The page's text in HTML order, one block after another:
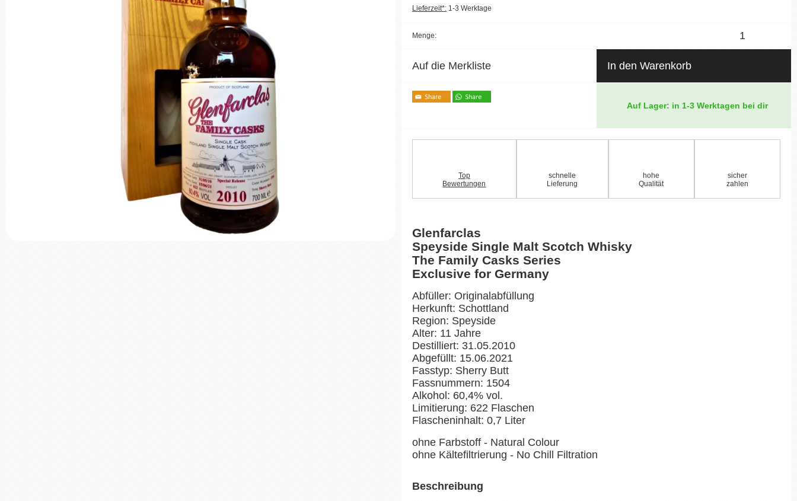
Lieferzeit*: 1-3 Werktage
Menge:
Auf die Merkliste In den Warenkorb
Auf Lager: in 1-3 Werktagen bei dir
Top
Bewertungen
schnelle
Lieferung
hohe
Qualität
sicher
zahlen
Glenfarclas
Speyside Single Malt Scotch Whisky
The Family Casks Series
Exclusive for Germany
Abfüller: Originalabfüllung
Herkunft: Schottland
Region: Speyside
Alter: 11 Jahre
Destilliert: 31.05.2010
Abgefüllt: 15.06.2021
Fasstyp: Sherry Butt
Fassnummern: 1504
Alkohol: 60,4% vol.
Limitierung: 622 Flaschen
Flascheninhalt: 0,7 Liter
ohne Farbstoff - Natural Colour
ohne Kältefiltrierung - No Chill Filtration
Beschreibung